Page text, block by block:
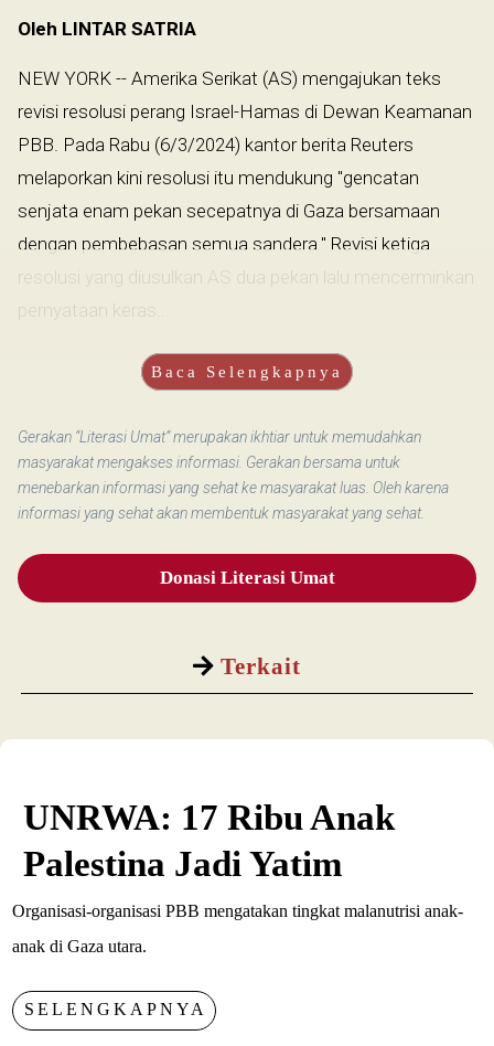
Terkait
Oleh LINTAR SATRIA
NEW YORK -- Amerika Serikat (AS) mengajukan teks
revisi resolusi perang Israel-Hamas di Dewan Keamanan
PBB. Pada Rabu (6/3/2024) kantor berita Reuters
melaporkan kini resolusi itu mendukung "gencatan
senjata enam pekan secepatnya di Gaza bersamaan
dengan pembebasan semua sandera." Revisi ketiga
resolusi yang diusulkan AS dua pekan lalu mencerminkan
pernyataan keras...
Baca Selengkapnya
Gerakan “Literasi Umat” merupakan ikhtiar untuk memudahkan
masyarakat mengakses informasi. Gerakan bersama untuk
menebarkan informasi yang sehat ke masyarakat luas. Oleh karena
informasi yang sehat akan membentuk masyarakat yang sehat.
Donasi Literasi Umat
UNRWA: 17 Ribu Anak
Palestina Jadi Yatim
Organisasi-organisasi PBB mengatakan tingkat malanutrisi anak-
anak di Gaza utara.
SELENGKAPNYA